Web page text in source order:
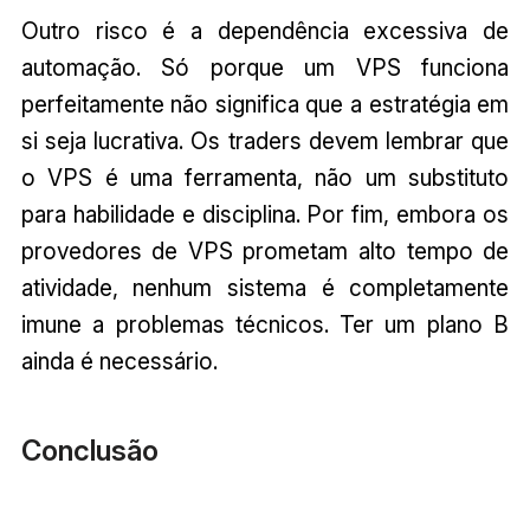
Outro risco é a dependência excessiva de
automação. Só porque um VPS funciona
perfeitamente não significa que a estratégia em
si seja lucrativa. Os traders devem lembrar que
o VPS é uma ferramenta, não um substituto
para habilidade e disciplina. Por fim, embora os
provedores de VPS prometam alto tempo de
atividade, nenhum sistema é completamente
imune a problemas técnicos. Ter um plano B
ainda é necessário.
Conclusão